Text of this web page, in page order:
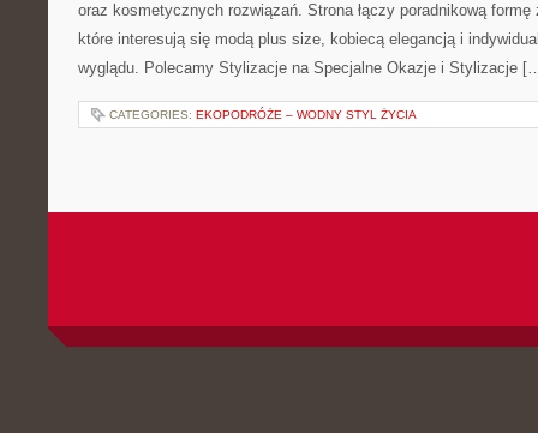
oraz kosmetycznych rozwiązań. Strona łączy poradnikową
które interesują się modą plus size, kobiecą elegancją i
wyglądu. Polecamy Stylizacje na Specjalne Okazje i Stylizacje
CATEGORIES: EKOPODRÓŻE – WODNY STYL ŻYCIA